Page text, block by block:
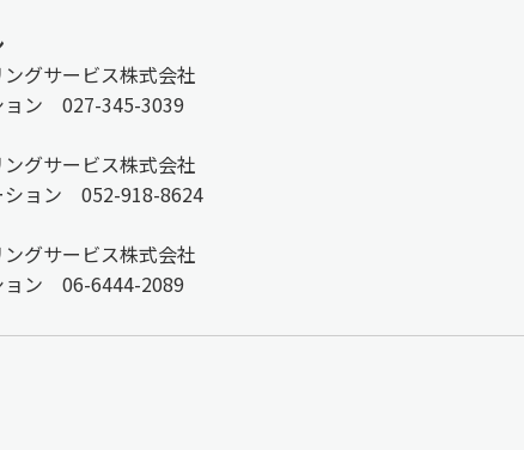
グサービス株式会社
ョン 027-345-3039
グサービス株式会社
ション 052-918-8624
グサービス株式会社
ョン 06-6444-2089